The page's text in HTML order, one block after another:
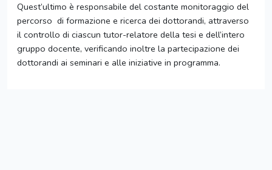
Quest’ultimo è responsabile del costante monitoraggio del
percorso di formazione e ricerca dei dottorandi, attraverso
il controllo di ciascun tutor-relatore della tesi e dell’intero
gruppo docente, verificando inoltre la partecipazione dei
dottorandi ai seminari e alle iniziative in programma.